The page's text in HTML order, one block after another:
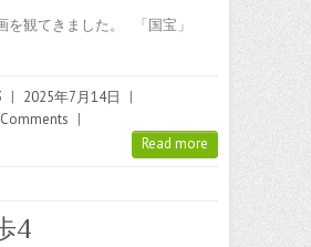
を観てきました。 「国宝」
| 2025年7月14日
|
|
Read more
4